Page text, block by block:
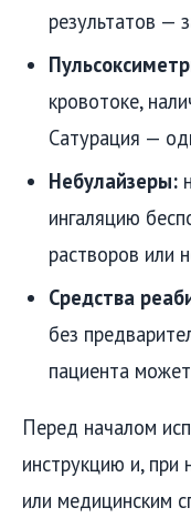
результатов —
кровотоке,
Сатурация —
Небулайзеры:
ингаляцию
растворов или
Средства
без
пациента
Перед началом
инструкцию и, при
или медицинским